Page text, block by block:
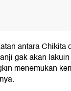
antara Chikita
gak akan
menemukan